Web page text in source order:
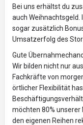
Bei uns erhältst du
auch Weihnachtsgeld.
sogar zusätzlich
Umsatzerfolg des
Gute
Wir bilden nicht nur
Fachkräfte von
örtlicher Flexibilität
möchten 80%
den eigenen Reihen